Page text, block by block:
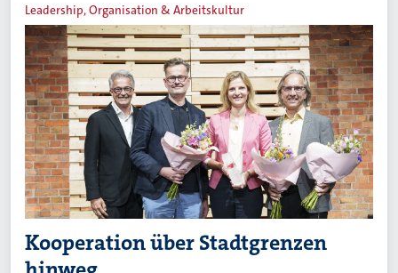
Leadership, Organisation & Arbeitskultur
Kooperation über Stadtgrenzen